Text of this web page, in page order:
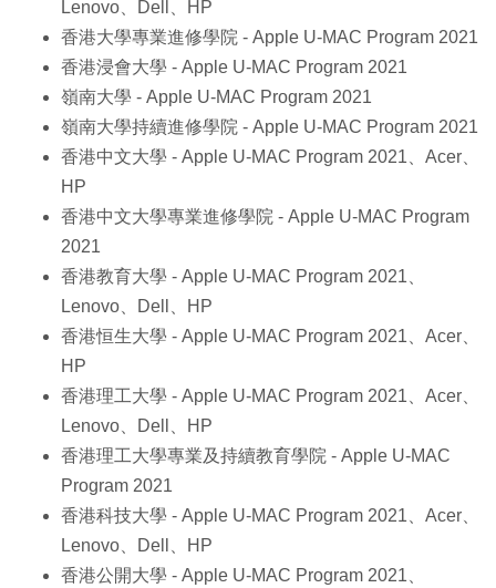
Lenovo、Dell、HP
香港大學專業進修學院 - Apple U-MAC Program 2021
香港浸會大學 - Apple U-MAC Program 2021
嶺南大學 - Apple U-MAC Program 2021
嶺南大學持續進修學院 - Apple U-MAC Program 2021
香港中文大學 - Apple U-MAC Program 2021、Acer、
HP
香港中文大學專業進修學院 - Apple U-MAC Program
2021
香港教育大學 - Apple U-MAC Program 2021、
Lenovo、Dell、HP
香港恒生大學 - Apple U-MAC Program 2021、Acer、
HP
香港理工大學 - Apple U-MAC Program 2021、Acer、
Lenovo、Dell、HP
香港理工大學專業及持續教育學院 - Apple U-MAC
Program 2021
香港科技大學 - Apple U-MAC Program 2021、Acer、
Lenovo、Dell、HP
香港公開大學 - Apple U-MAC Program 2021、